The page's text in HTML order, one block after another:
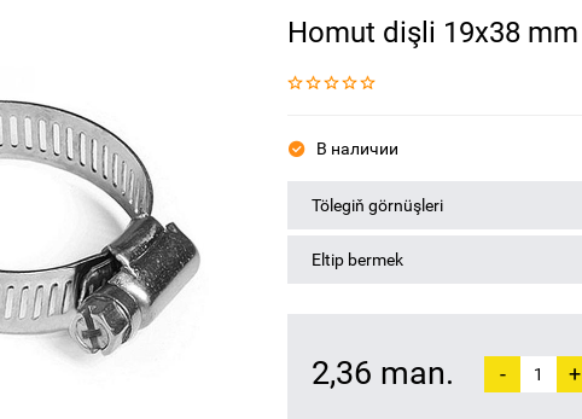
Homut dişli 19x38 mm
В наличии
Tölegiň görnüşleri
Eltip bermek
2,36 man. - +